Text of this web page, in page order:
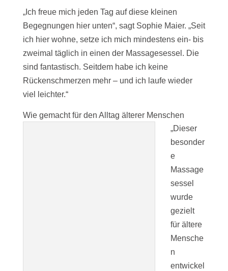
„Ich freue mich jeden Tag auf diese kleinen
Begegnungen hier unten“, sagt Sophie Maier. „Seit
ich hier wohne, setze ich mich mindestens ein- bis
zweimal täglich in einen der Massagesessel. Die
sind fantastisch. Seitdem habe ich keine
Rückenschmerzen mehr – und ich laufe wieder
viel leichter.“
Wie gemacht für den Alltag älterer Menschen
„Dieser
besonder
e
Massage
sessel
wurde
gezielt
für ältere
Mensche
n
entwickel